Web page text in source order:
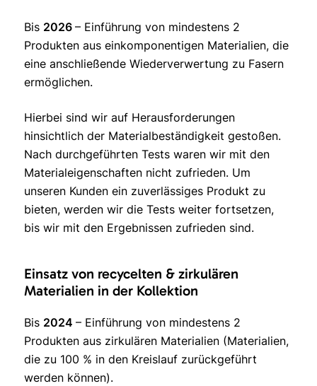
Bis 2026– Einführung von mindestens 2
Produkten aus einkomponentigen Materialien, die
eine anschließende Wiederverwertung zu Fasern
ermöglichen.
Hierbei sind wir auf Herausforderungen
hinsichtlich der Materialbeständigkeit gestoßen.
Nach durchgeführten Tests waren wir mit den
Materialeigenschaften nicht zufrieden. Um
unseren Kunden ein zuverlässiges Produkt zu
bieten, werden wir die Tests weiter fortsetzen,
bis wir mit den Ergebnissen zufrieden sind.
Einsatz von recycelten & zirkulären
Materialien in der Kollektion
Bis 2024– Einführung von mindestens 2
Produkten aus zirkulären Materialien (Materialien,
die zu 100 % in den Kreislauf zurückgeführt
werden können).